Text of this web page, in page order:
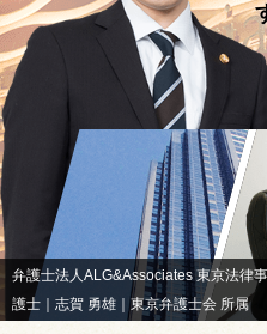
弁護士法人ALG&Associates 東京法律
護士｜志賀 勇雄｜東京弁護士会 所属